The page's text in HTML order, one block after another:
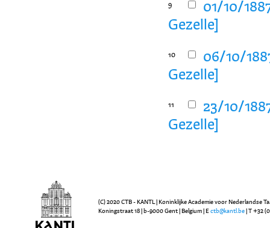
9
01/10/
Gezelle]
10
06/10/
Gezelle]
11
23/10/
Gezelle]
(C) 2020 CTB - KANTL | Koninklijke Academie voor Nederlandse
Koningstraat 18 | b-9000 Gent | Belgium | E ctb@kantl.be | T +32